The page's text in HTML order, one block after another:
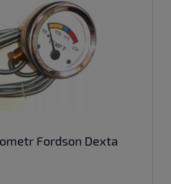
Fordson Dexta